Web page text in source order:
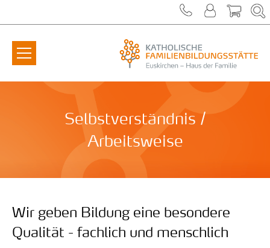
Selbstverständnis /
Arbeitsweise
Wir geben Bildung eine besondere
Qualität - fachlich und menschlich